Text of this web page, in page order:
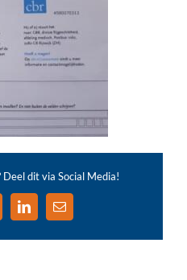
dit via Social Media!
LinkedIn
E-